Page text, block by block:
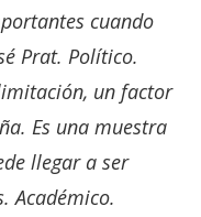
cuando
Prat. Político.
un factor
Es una muestra
llegar a ser
Académico.